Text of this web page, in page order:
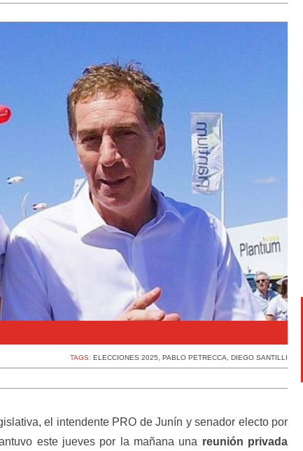
TAGS:ELECCIONES 2025 ,PABLO PETRECCA ,DIEGO SANTILLI
el intendente PRO de Junín y senador electo por
este jueves por la mañana una reunión privada